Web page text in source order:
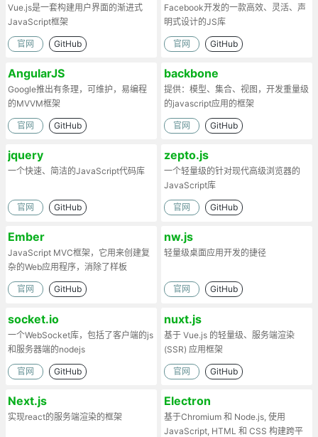
Vue.js是一套构建用户界面的渐进式
JavaScript框架
官网 GitHub
Facebook开发的一款高效、灵活、声
明式设计的JS库
官网 GitHub
AngularJS
Google推出有条理，可维护，易编程
的MVVM框架
官网 GitHub
backbone
提供：模型、集合、视图，开发重量级
的javascript应用的框架
官网 GitHub
jquery
一个快速、简洁的JavaScript代码库
官网 GitHub
zepto.js
一个轻量级的针对现代高级浏览器的
JavaScript库
官网 GitHub
Ember
JavaScript MVC框架，它用来创建复
杂的Web应用程序，消除了样板
官网 GitHub
nw.js
轻量级桌面应用开发的捷径
官网 GitHub
socket.io
一个WebSocket库，包括了客户端的js
和服务器端的nodejs
官网 GitHub
nuxt.js
基于 Vue.js 的轻量级、服务端渲染
(SSR) 应用框架
官网 GitHub
Next.js
实现react的服务端渲染的框架
Electron
基于Chromium 和 Node.js, 使用
JavaScript, HTML 和 CSS 构建跨平